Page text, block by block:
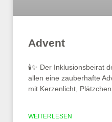
Advent
🕯️✨ Der Inklusionsbeirat
allen eine zauberhafte
mit Kerzenlicht,
WEITERLESEN